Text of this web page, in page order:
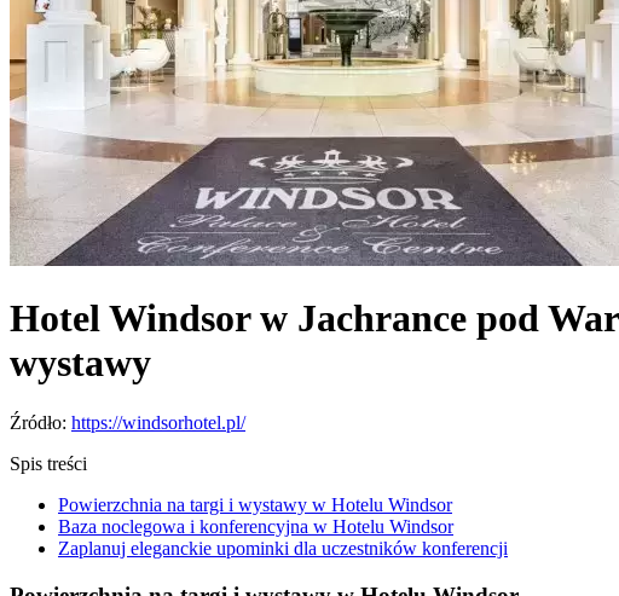
Hotel Windsor w Jachrance pod
wystawy
Źródło: https://windsorhotel.pl/
Spis treści
Powierzchnia na targi i wystawy w Hotelu Windsor
Baza noclegowa i konferencyjna w Hotelu Windsor
Zaplanuj eleganckie upominki dla uczestników konferencji